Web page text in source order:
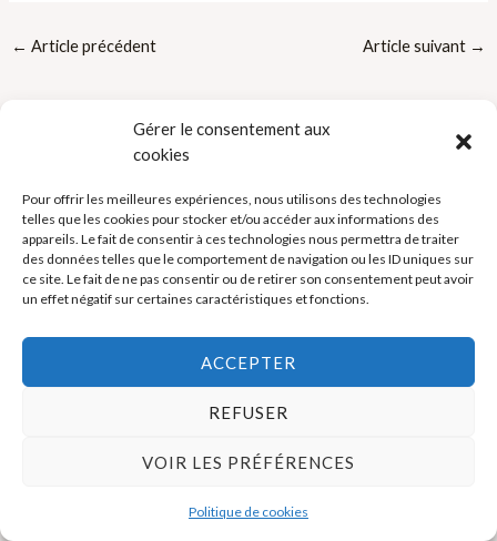
Gérer le consentement aux
cookies
Pour offrir les meilleures expériences, nous utilisons des technologies
telles que les cookies pour stocker et/ou accéder aux informations des
appareils. Le fait de consentir à ces technologies nous permettra de traiter
des données telles que le comportement de navigation ou les ID uniques sur
ce site. Le fait de ne pas consentir ou de retirer son consentement peut avoir
un effet négatif sur certaines caractéristiques et fonctions.
ACCEPTER
REFUSER
VOIR LES PRÉFÉRENCES
Politique de cookies
← Article précédent Article suivant →
Politique de cookies (UE)
Mentions légales
Copyright © 2026 La Boutique des Formateurs - Outils et Supports
pour formateurs